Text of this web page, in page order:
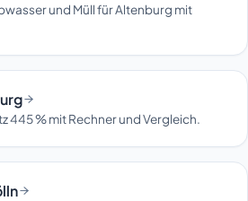
und Müll für Altenburg mit
445 % mit Rechner und Vergleich.